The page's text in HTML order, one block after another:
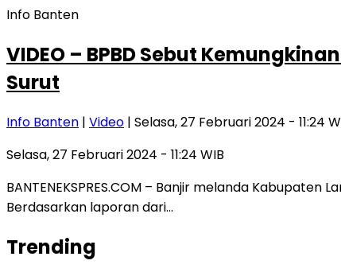
Info Banten
VIDEO – BPBD Sebut
Surut
Info Banten | Video | Selasa, 27 Februari 2024 - 11:24
Selasa, 27 Februari 2024 - 11:24 WIB
BANTENEKSPRES.COM – Banjir melanda
Berdasarkan laporan dari…
Trending